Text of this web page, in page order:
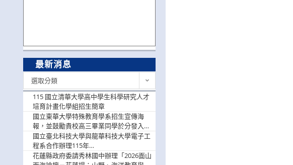
最新消息
選取分類
115 國立清華大學高中學生科學研究人才
培育計畫化學組招生簡章
國立東華大學特殊教育學系招生宣傳海
報，並鼓勵貴校高三畢業同學於分發入學
階段踴躍選填。
國立臺北科技大學與龍華科技大學電子工
程系合作辦理115年
「115.08.10~08.12「AI賦能應用於智慧半
花蓮縣政府委請秀林國中辦理「2026面山